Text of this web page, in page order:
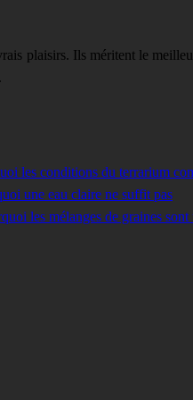
plaisirs. Ils méritent le
les conditions du terrarium
une eau claire ne suffit pas
les mélanges de graines sont